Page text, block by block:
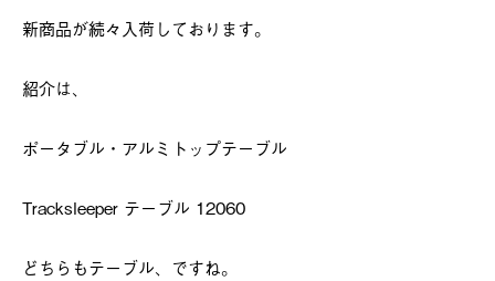
新商品が続々入荷しております。
紹介は、
ポータブル・アルミトップテーブル
Tracksleeper テーブル 12060
どちらもテーブル、ですね。